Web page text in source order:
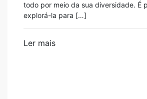
todo por meio da sua diversidade. É
explorá-la para […]
Ler mais